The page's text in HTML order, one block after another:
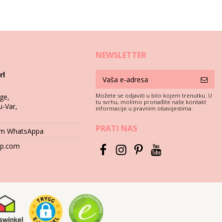
je obavezna ako želite uživati u bikiniju više od jednog ljeta, ali
(npr. rubovi bazena) ili drvo (krhotine!) mogu oštetiti
mogu izgubiti boju. A ako je vaš bikini ukrašen kamenjem,
Var,
WhatsAppa
NEWSLETTER
Možete se odjaviti u bilo kojem trenutku. U
tu svrhu, molimo pronađite naše kontakt
informacije u pravnim obavijestima.
PRATI NAS